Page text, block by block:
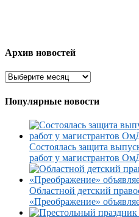
Архив новостей
Популярные новости
Состоялась защита
работ у магистрантов
Областной детский
«Преображение»